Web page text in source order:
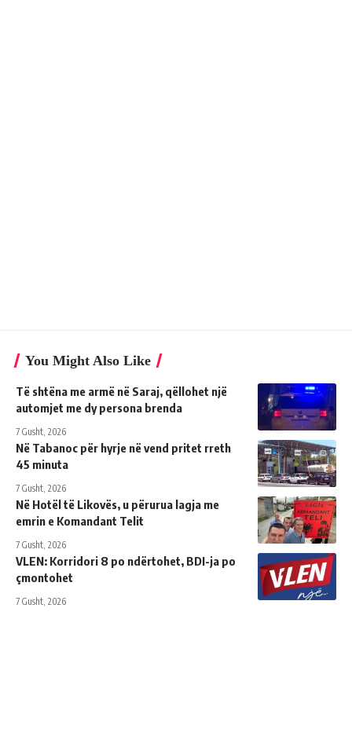
You Might Also Like
Të shtëna me armë në Saraj, qëllohet një
automjet me dy persona brenda
7 Gusht, 2026
Në Tabanoc për hyrje në vend pritet rreth
45 minuta
7 Gusht, 2026
Në Hotël të Likovës, u përurua lagja me
emrin e Komandant Telit
7 Gusht, 2026
VLEN: Korridori 8 po ndërtohet, BDI-ja po
çmontohet
7 Gusht, 2026